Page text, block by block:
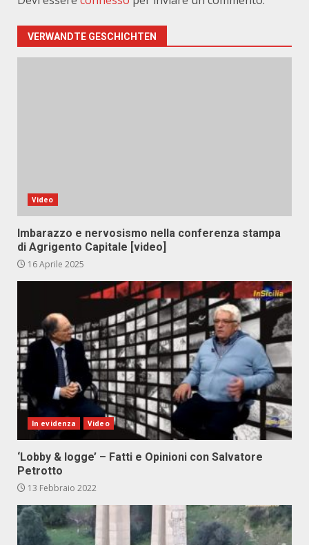
VERWANDTE GESCHICHTEN
Video
Imbarazzo e nervosismo nella conferenza stampa
di Agrigento Capitale [video]
16 Aprile 2025
In evidenza Video
‘Lobby & logge’ – Fatti e Opinioni con Salvatore
Petrotto
13 Febbraio 2022